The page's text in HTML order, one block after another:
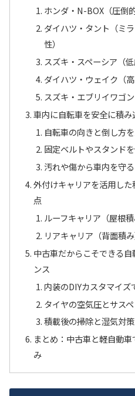
ホンダ・N-BOX（圧倒
ダイハツ・タント（ミ
性）
スズキ・スペーシア（
ダイハツ・ウェイク（
スズキ・エブリイワゴ
車内に自転車を安全に積
自転車の向きと倒し方
固定ベルトやスタンド
汚れや傷から車内を守
外付けキャリアを活用し
点
ルーフキャリア（屋根
リアキャリア（背面積
中古車だからこそできる
ンス
内装のDIYカスタマイズ
タイヤの空気圧とサス
積載後の掃除と湿気対
まとめ：中古車と軽自動
み